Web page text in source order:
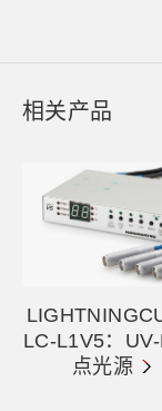
相关产品
LC-L1V5：
点光源